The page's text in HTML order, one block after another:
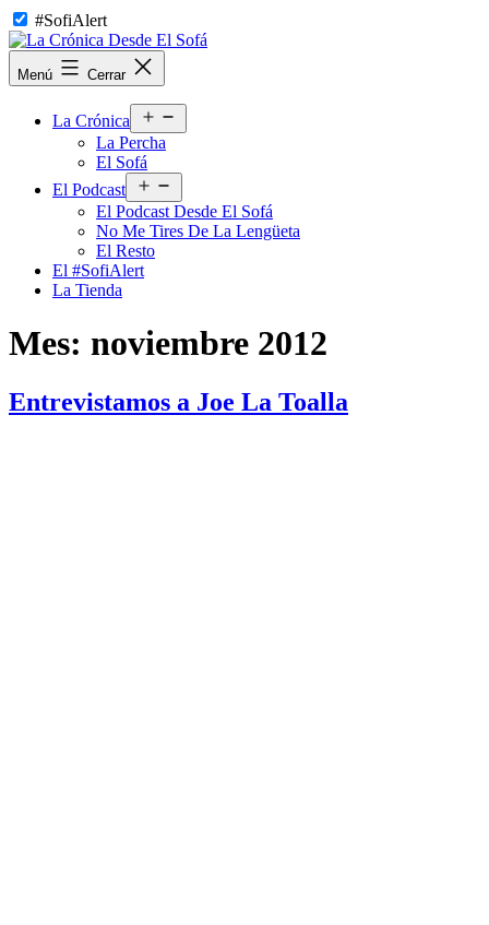
Saltar
al
contenido
#SofiAlert
La
Crónica
Menú Cerrar
La Crónica
el
La Percha
El Sofá
El Podcast
el
menú
El Podcast Desde El Sofá
No Me Tires De La Lengüeta
El Resto
El #SofiAlert
La Tienda
Mes: noviembre 2012
Entrevistamos a Joe La Toalla